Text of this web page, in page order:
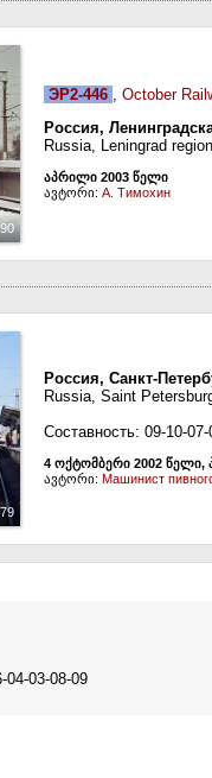
ЭР2-446 , October
Россия,
Russia, Leningrad
აპრილი 2003 წელი
ავტორი: А. Тимохин
Россия, Санкт-
Russia, Saint
Составность: 09-10-
4 ოქტომბერი 2002 წელი,
ავტორი: Машинист
04-03-08-09